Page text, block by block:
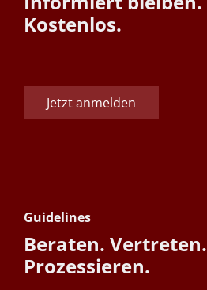
Kostenlos.
Jetzt anmelden
Guidelines
Beraten. Vertreten.
Prozessieren.